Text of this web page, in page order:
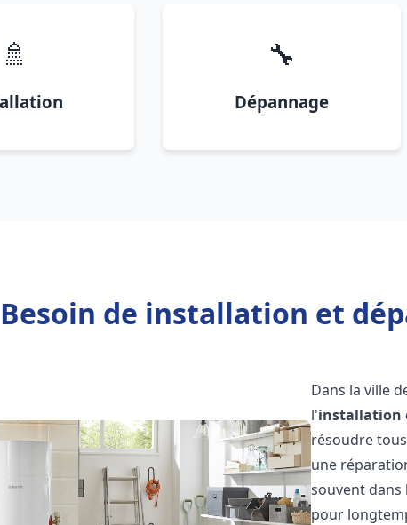
🚿 🔧
Dépannage
Besoin de installation et
Dans la ville
l'installation
résoudre
une
souvent dans
pour